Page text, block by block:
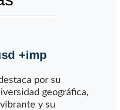
+imp
por su
geográfica,
y su